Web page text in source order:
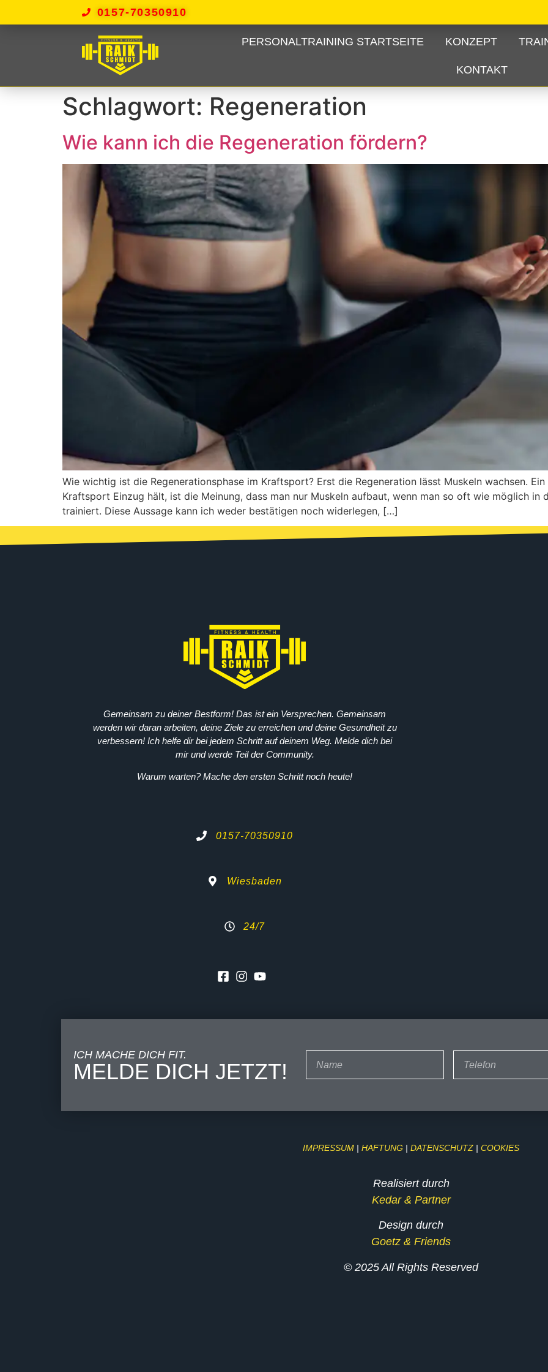
0157-70350910
PERSONALTRAINING STARTSEITE KONZEPT
KONTAKT
Schlagwort: Regeneration
Wie kann ich die Regeneration fördern?
Wie wichtig ist die Regenerationsphase im Kraftsport? Erst die Regeneration lässt Muskeln wachsen.
Kraftsport Einzug hält, ist die Meinung, dass man nur Muskeln aufbaut, wenn man so oft wie möglich in
trainiert. Diese Aussage kann ich weder bestätigen noch widerlegen, […]
Gemeinsam zu deiner Bestform! Das ist ein Versprechen. Gemeinsam
werden wir daran arbeiten, deine Ziele zu erreichen und deine Gesundheit zu
verbessern! Ich helfe dir bei jedem Schritt auf deinem Weg. Melde dich bei
mir und werde Teil der Community.
Warum warten? Mache den ersten Schritt noch heute!
0157-70350910
Wiesbaden
24/7
ICH MACHE DICH FIT.
MELDE DICH JETZT!
IMPRESSUM | HAFTUNG | DATENSCHUTZ | COOKIES
Realisiert durch
Kedar & Partner
Design durch
Goetz & Friends
© 2025 All Rights Reserved